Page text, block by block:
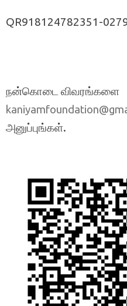
QR918124782351-
நன்கொடை விவரங்களை
அனுப்புங்கள்.